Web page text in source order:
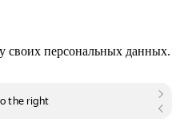
своих персональных данных.